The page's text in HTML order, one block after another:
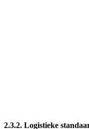
2.3.2. Logistieke